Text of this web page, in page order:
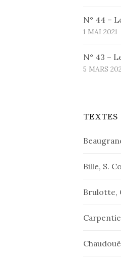
N° 44 –
1 MAI 2021
N° 43 –
5 MARS
TEXTES
Bille, S.
Brulotte,